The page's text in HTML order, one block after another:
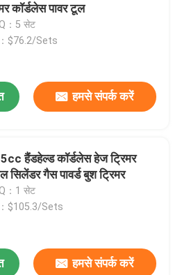
कॉर्डलेस पावर टूल
：5 सेट
$76.2/Sets
हमसे संपर्क करें
हैंडहेल्ड कॉर्डलेस हेज ट्रिमर
सिलेंडर गैस पावर्ड बुश ट्रिमर
：1 सेट
$105.3/Sets
हमसे संपर्क करें